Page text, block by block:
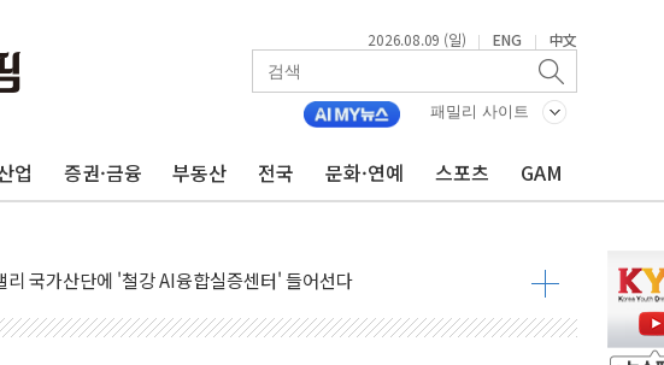
2026.08.09 (일) | ENG | 中文
패밀리 사이트
업 증권·금융 부동산 전국 문화·연예 스포츠 GAM
공장서 질식사고 발생…작업자 1명 숨져
선착장 하류서 50대 숨진 채 발견...경찰, 조사 중
, 정청래에 누적 '1.48%p' 차 선두 유지...金 46.01% vs 鄭 44.53%